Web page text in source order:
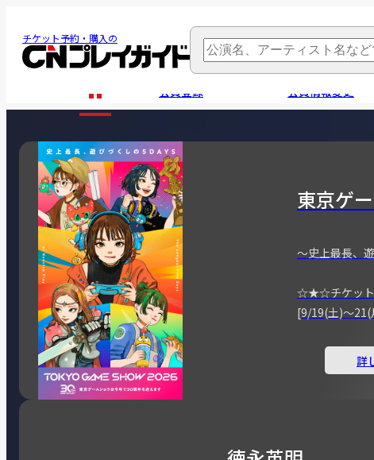
チケット予約・購入の
会員登録 会員情報変更
東京ゲ
～史上最長、
☆★☆チケッ
[9/19(土)～
詳